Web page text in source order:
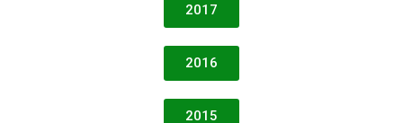
2017
2016
2015